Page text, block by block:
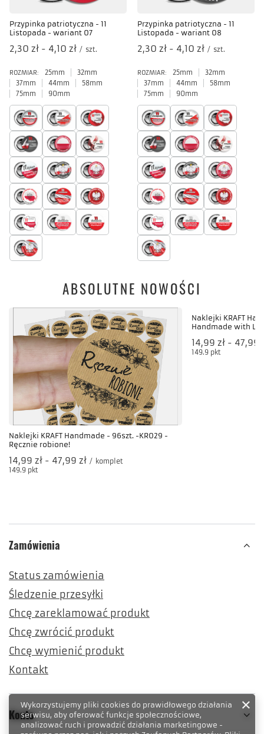
Przypinka patriotyczna - 11
Listopada - wariant 07
od
2,30 zł - do
4,10 zł / szt.
ROZMIAR: 25mm
32mm
37mm
44mm
58mm
75mm
90mm
Przypinka patriotyczna - 11
Listopada - wariant 08
od
2,30 zł - do
4,10 zł / szt.
ROZMIAR: 25mm
32mm
37mm
44mm
58mm
75mm
90mm
ABSOLUTNE NOWOŚCI
Naklejki KRAFT Handmade - 96szt. -KR029 -
Ręcznie robione!
od
14,99 zł - do
47,99 zł / komplet
149.9 pkt
Naklejki KRAFT
Handmade with
od
14,99 zł - do
47,99
149.9 pkt
Zamówienia
Status zamówienia
Śledzenie przesyłki
Chcę zareklamować produkt
Chcę zwrócić produkt
Chcę wymienić produkt
Kontakt
Konto
Wykorzystujemy pliki cookies do prawidłowego działania
serwisu, aby oferować funkcje społecznościowe,
analizować ruch i prowadzić działania marketingowe -